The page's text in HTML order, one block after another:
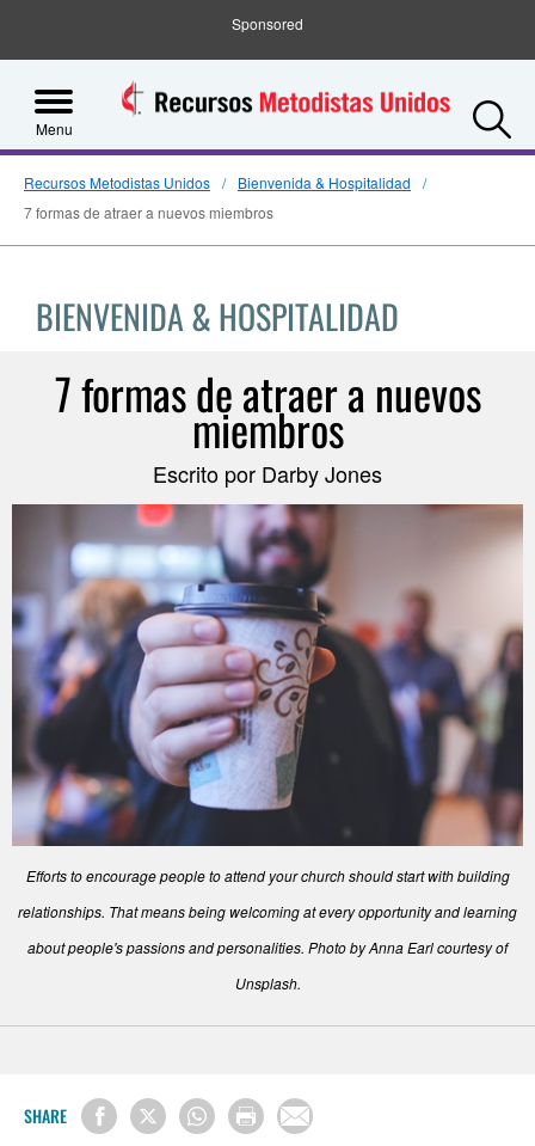
Sponsored
Menu
Recursos Metodistas Unidos
Bienvenida & Hospitalidad
7 formas de atraer a nuevos miembros
BIENVENIDA & HOSPITALIDAD
7 formas de atraer a nuevos
miembros
Escrito por Darby Jones
Efforts to encourage people to attend your church should start with building
relationships. That means being welcoming at every opportunity and learning
about people's passions and personalities. Photo by Anna Earl courtesy of
Unsplash.
SHARE